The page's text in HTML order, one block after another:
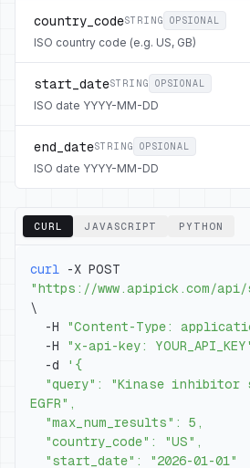
country_codeSTRING OPSIONAL
ISO country code (e.g. US, GB)
start_dateSTRING OPSIONAL
ISO date YYYY-MM-DD
end_dateSTRING OPSIONAL
ISO date YYYY-MM-DD
CURL JAVASCRIPT PYTHON
curl
"https://www.apipick.com/
\
  -H
"Content-Type:
  -H
"x-api-key:
  -d